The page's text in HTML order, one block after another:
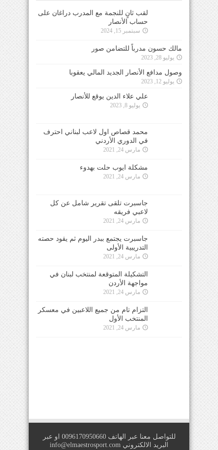
لقب ثانٍ للنجمة مع المدرب دراغان على
حساب الأنصار
سبتمبر 15, 2024
مالك حسون مدرباً للتضامن صور
يوليو 28, 2023
وصول مدافع الأنصار الجديد المالي يعقوبا
يوليو 12, 2023
علي علاء الدين يوقع للأنصار
يوليو 8, 2023
محمد قصاص اول لاعب لبناني احترف
في الدوري الأردني
مارس 24, 2021
مشكلة ايوب حلت بهدوء
مارس 24, 2021
جاسبرت تلقى تقرير شامل عن كل
لاعبي فريقه
مارس 24, 2021
جاسبرت يجتمع ببدر اليوم ثم يقود حصته
التدريبية الأولى
مارس 24, 2021
التشكيلة المتوقعة لمنتخب لبنان في
مواجهة الأردن
مارس 24, 2021
التزام تام من جميع اللاعبين في معسكر
المنتخب الأول
مارس 24, 2021
للتواصل معنا عبر الهاتف 0096170950660 او عبر
البريد الالكتروني info@elmaestrosport.com